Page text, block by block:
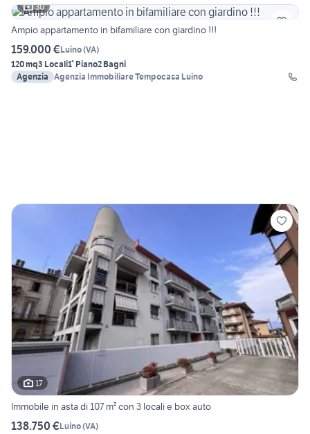
30
Ampio appartamento in bifamiliare con giardino !!!
159.000 €Luino(VA)
120 mq3 Locali1° Piano2 Bagni
Agenzia Agenzia Immobiliare Tempocasa Luino
17
Immobile in asta di 107 m² con 3 locali e box auto
138.750 €Luino(VA)